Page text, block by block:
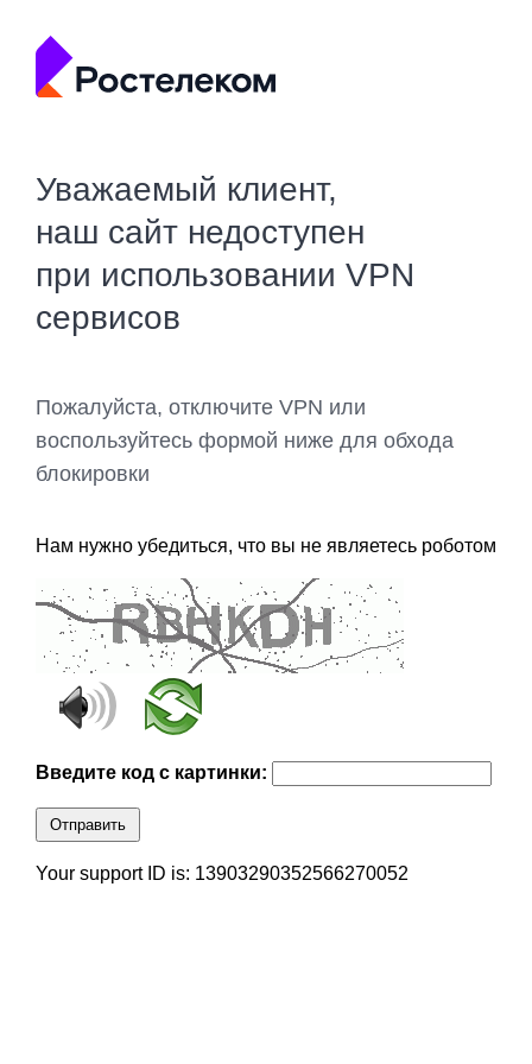
Уважаемый клиент,
наш сайт недоступен
при использовании VPN
сервисов
Пожалуйста, отключите VPN или
воспользуйтесь формой ниже для обхода
блокировки
Нам нужно убедиться, что вы не являетесь роботом
Введите код с картинки:
Отправить
Your support ID is: 13903290352566270052